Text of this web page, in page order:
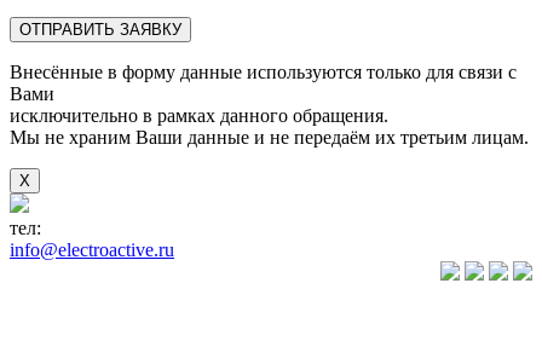
Внесённые в форму данные используются только для связи с
Вами
исключительно в рамках данного обращения.
Мы не храним Ваши данные и не передаём их третьим лицам.
X
тел:
info@electroactive.ru